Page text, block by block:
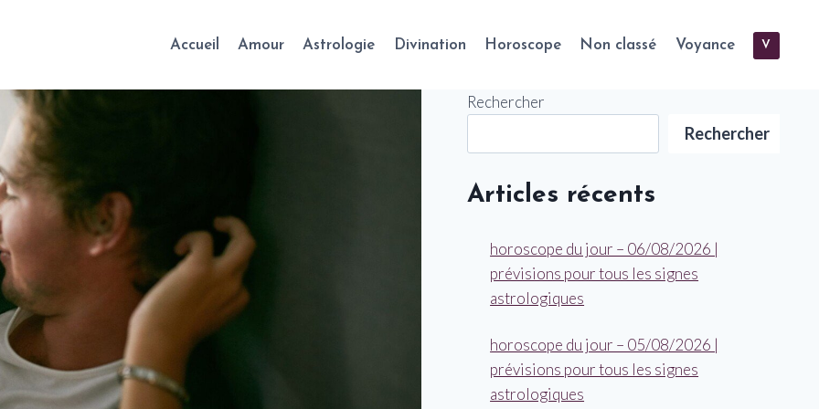
Accueil Amour Astrologie Divination Horoscope Non classé Voyance V
Rechercher
Rechercher
Articles récents
horoscope du jour – 06/08/2026 |
prévisions pour tous les signes
astrologiques
horoscope du jour – 05/08/2026 |
prévisions pour tous les signes
astrologiques